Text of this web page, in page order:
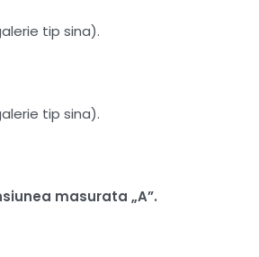
tip sina).
tip sina).
masurata „A”.